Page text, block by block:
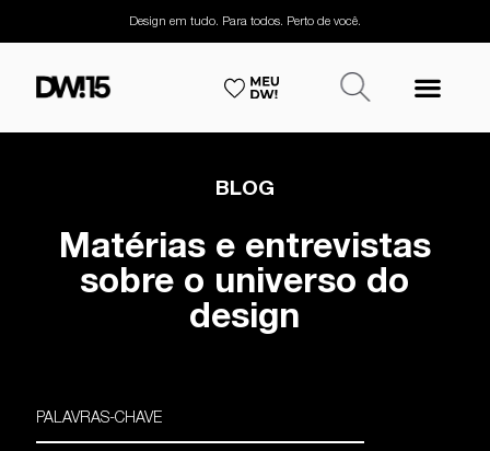
Design em tudo. Para todos. Perto de você.
BLOG
Matérias e entrevistas
sobre o universo do
design